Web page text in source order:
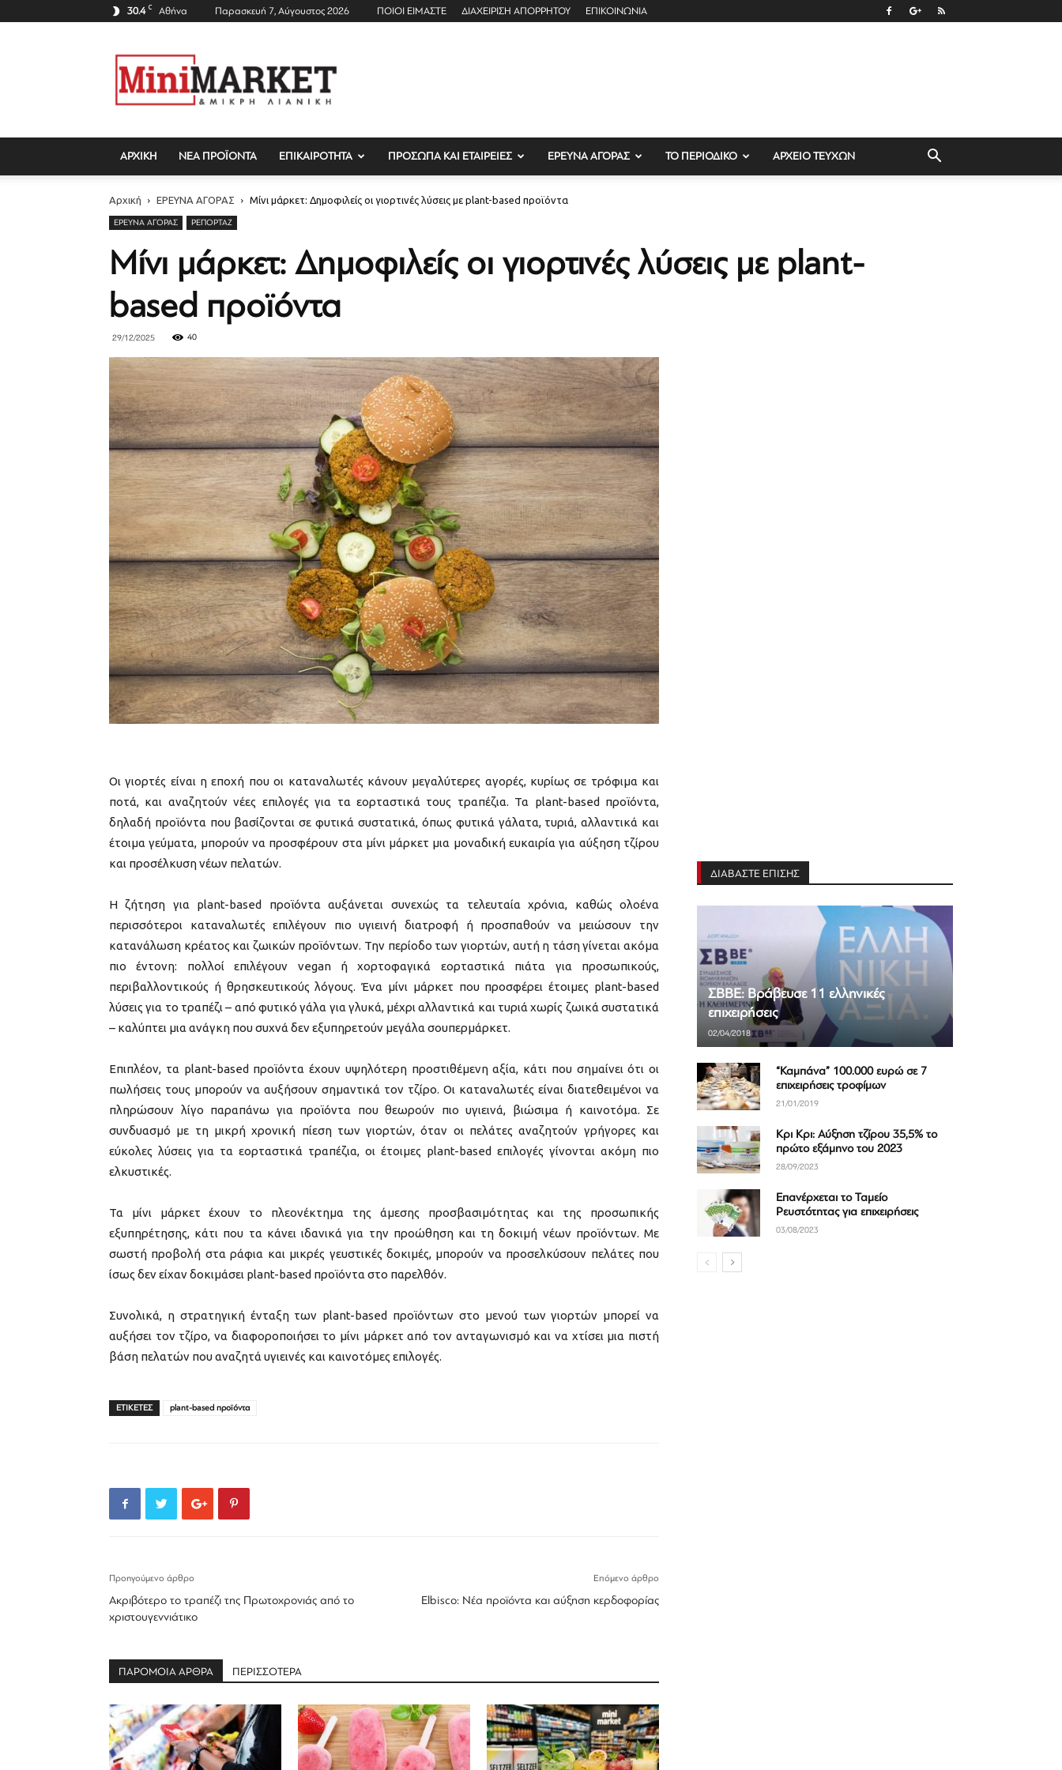
30.4 C Αθήνα Παρασκευή 7, Αύγουστος 2026 ΠΟΙΟΙ ΕΙΜΑΣΤΕ ΔΙΑΧΕΙΡΙΣΗ ΑΠΟΡΡΗΤΟΥ ΕΠΙΚΟΙΝΩΝΙΑ
Mini
Market
Magazine
ΑΡΧΙΚΗ ΝΕΑ ΠΡΟΪΟΝΤΑ ΕΠΙΚΑΙΡΟΤΗΤΑ ΠΡΟΣΩΠΑ ΚΑΙ ΕΤΑΙΡΕΙΕΣ ΕΡΕΥΝΑ ΑΓΟΡΑΣ ΤΟ ΠΕΡΙΟΔΙΚΟ ΑΡΧΕΙΟ ΤΕΥΧΩΝ
Αρχική ΕΡΕΥΝΑ ΑΓΟΡΑΣ Μίνι μάρκετ: Δημοφιλείς οι γιορτινές λύσεις με plant-based προϊόντα
ΕΡΕΥΝΑ ΑΓΟΡΑΣ ΡΕΠΟΡΤΆΖ
Μίνι μάρκετ: Δημοφιλείς οι γιορτινές λύσεις με plant-
based προϊόντα
29/12/2025 40
Οι γιορτές είναι η εποχή που οι καταναλωτές κάνουν μεγαλύτερες αγορές, κυρίως σε τρόφιμα και
ποτά, και αναζητούν νέες επιλογές για τα εορταστικά τους τραπέζια. Τα plant-based προϊόντα,
δηλαδή προϊόντα που βασίζονται σε φυτικά συστατικά, όπως φυτικά γάλατα, τυριά, αλλαντικά και
έτοιμα γεύματα, μπορούν να προσφέρουν στα μίνι μάρκετ μια μοναδική ευκαιρία για αύξηση τζίρου
και προσέλκυση νέων πελατών.
Η ζήτηση για plant-based προϊόντα αυξάνεται συνεχώς τα τελευταία χρόνια, καθώς ολοένα
περισσότεροι καταναλωτές επιλέγουν πιο υγιεινή διατροφή ή προσπαθούν να μειώσουν την
κατανάλωση κρέατος και ζωικών προϊόντων. Την περίοδο των γιορτών, αυτή η τάση γίνεται ακόμα
πιο έντονη: πολλοί επιλέγουν vegan ή χορτοφαγικά εορταστικά πιάτα για προσωπικούς,
περιβαλλοντικούς ή θρησκευτικούς λόγους. Ένα μίνι μάρκετ που προσφέρει έτοιμες plant-based
λύσεις για το τραπέζι – από φυτικό γάλα για γλυκά, μέχρι αλλαντικά και τυριά χωρίς ζωικά συστατικά
– καλύπτει μια ανάγκη που συχνά δεν εξυπηρετούν μεγάλα σουπερμάρκετ.
Επιπλέον, τα plant-based προϊόντα έχουν υψηλότερη προστιθέμενη αξία, κάτι που σημαίνει ότι οι
πωλήσεις τους μπορούν να αυξήσουν σημαντικά τον τζίρο. Οι καταναλωτές είναι διατεθειμένοι να
πληρώσουν λίγο παραπάνω για προϊόντα που θεωρούν πιο υγιεινά, βιώσιμα ή καινοτόμα. Σε
συνδυασμό με τη μικρή χρονική πίεση των γιορτών, όταν οι πελάτες αναζητούν γρήγορες και
εύκολες λύσεις για τα εορταστικά τραπέζια, οι έτοιμες plant-based επιλογές γίνονται ακόμη πιο
ελκυστικές.
Τα μίνι μάρκετ έχουν το πλεονέκτημα της άμεσης προσβασιμότητας και της προσωπικής
εξυπηρέτησης, κάτι που τα κάνει ιδανικά για την προώθηση και τη δοκιμή νέων προϊόντων. Με
σωστή προβολή στα ράφια και μικρές γευστικές δοκιμές, μπορούν να προσελκύσουν πελάτες που
ίσως δεν είχαν δοκιμάσει plant-based προϊόντα στο παρελθόν.
Συνολικά, η στρατηγική ένταξη των plant-based προϊόντων στο μενού των γιορτών μπορεί να
αυξήσει τον τζίρο, να διαφοροποιήσει το μίνι μάρκετ από τον ανταγωνισμό και να χτίσει μια πιστή
βάση πελατών που αναζητά υγιεινές και καινοτόμες επιλογές.
ΕΤΙΚΕΤΕΣ plant-based προϊόντα
Προηγούμενο άρθρο
Ακριβότερο το τραπέζι της Πρωτοχρονιάς από το
χριστουγεννιάτικο
Επόμενο άρθρο
Elbisco: Νέα προϊόντα και αύξηση κερδοφορίας
ΠΑΡΟΜΟΙΑ ΑΡΘΡΑ ΠΕΡΙΣΣΟΤΕΡΑ
ΔΙΑΒΑΣΤΕ ΕΠΙΣΗΣ
ΣΒΒΕ: Βράβευσε 11 ελληνικές
επιχειρήσεις
02/04/2018
“Καμπάνα” 100.000 ευρώ σε 7
επιχειρήσεις τροφίμων
21/01/2019
Κρι Κρι: Αύξηση τζίρου 35,5% το
πρώτο εξάμηνο του 2023
28/09/2023
Επανέρχεται το Ταμείο
Ρευστότητας για επιχειρήσεις
03/08/2023